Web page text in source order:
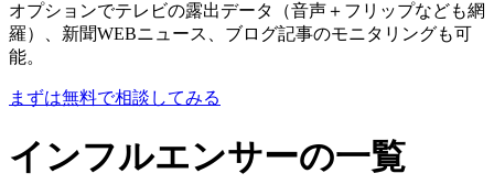
オプションでテレビの露出データ（音声＋フリップなども網
羅）、新聞WEBニュース、ブログ記事のモニタリングも可
能。
まずは無料で相談してみる
インフルエンサーの一覧